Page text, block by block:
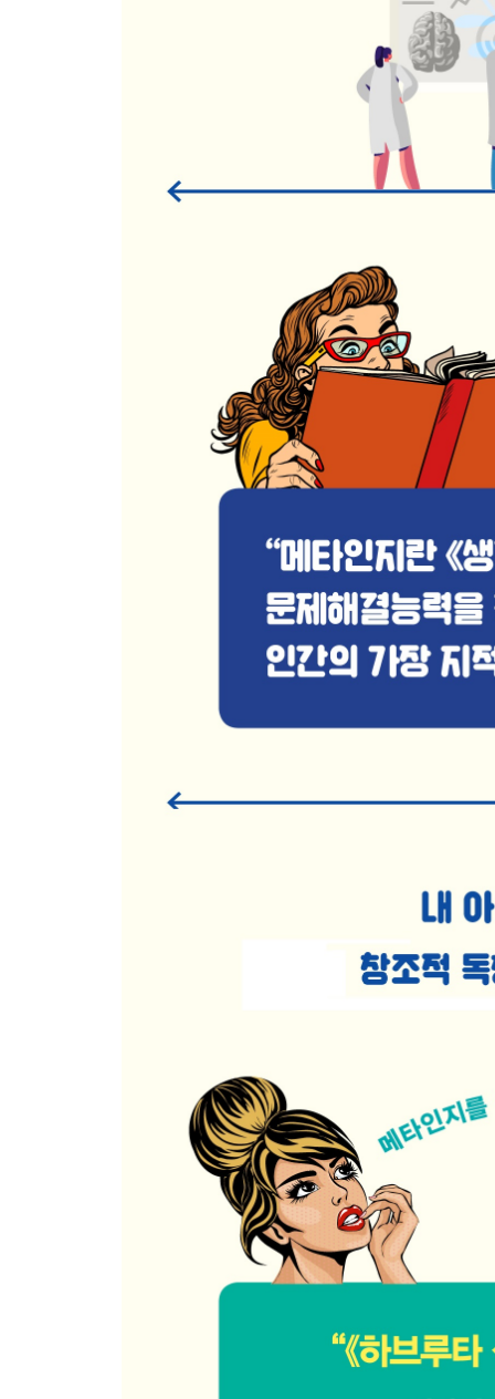
03┃공부에 도움이 되는 호르몬 분비는 어떻게 해
04┃뇌가 무엇인가 기억하는 시간이 왜 많이 걸리
05┃혼자보다 함께 공부하는 것이 더 효과적일까?
06┃창의성을 향상시키는 비결은 무엇일까?
07┃독서와 뇌는 어떤 관계가 있을까?
08┃남자와 여자의 뇌는 무엇이 다를까?
09┃메타인지 공부 혁명을 위한 뇌과학 전략은 무